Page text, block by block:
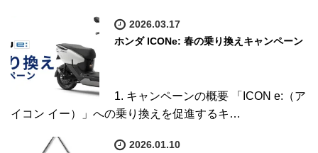
2026.03.17
ホンダ ICONe: 春の乗り換えキャンペーン
1. キャンペーンの概要 「ICON e:（ア
イコン イー）」への乗り換えを促進するキ…
2026.01.10